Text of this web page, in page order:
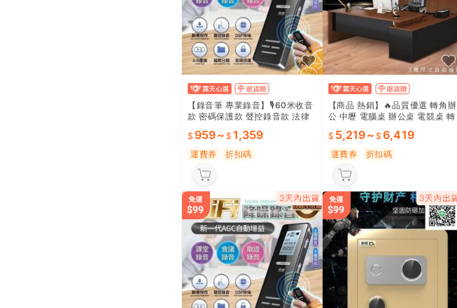
【錄音筆 專業錄音】🎙️60米收音
款 密碼保護款 聲控錄音款 法律
聲控設計款 法律適用 會議適用
959~ 1,359
運費券 折扣碼
【商品 熱銷】🔥品質優選 轉角辦
公 中壢 電腦桌 辦公桌 電競桌 轉
薦款 熱銷推薦款官方正品
5,219~ 6,419
運費券 折扣碼